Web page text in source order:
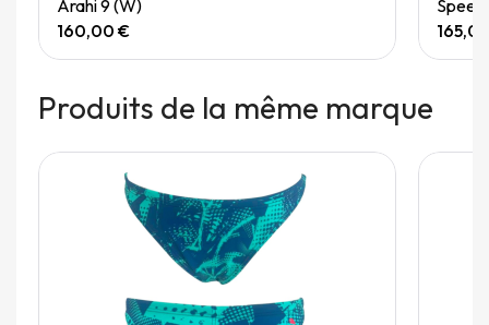
Arahi 9 (W)
160,00 €
Produits de la même marque